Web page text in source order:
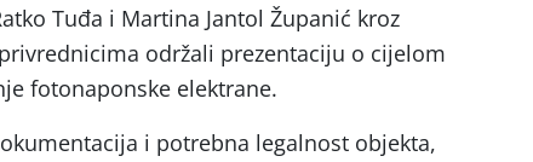
Tuđa i Martina Jantol Županić kroz
održali prezentaciju o cijelom
fotonaponske elektrane.
i potrebna legalnost objekta,